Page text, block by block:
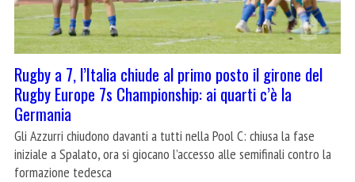
Rugby a 7, l’Italia chiude al primo posto il girone del
Rugby Europe 7s Championship: ai quarti c’è la
Germania
Gli Azzurri chiudono davanti a tutti nella Pool C: chiusa la fase
iniziale a Spalato, ora si giocano l’accesso alle semifinali contro la
formazione tedesca